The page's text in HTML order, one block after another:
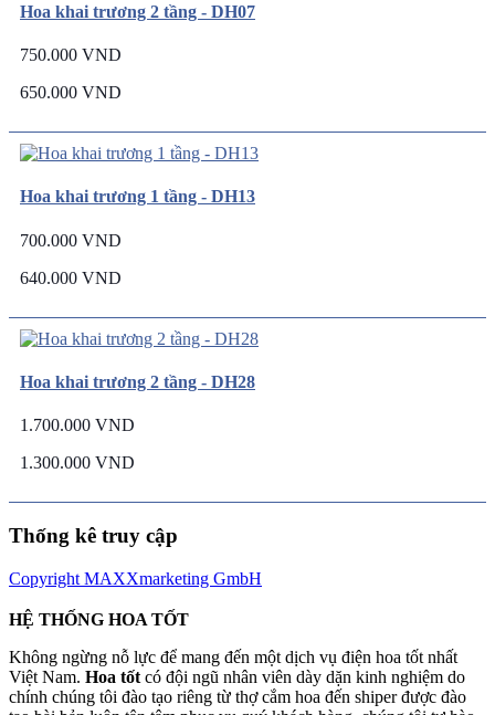
Hoa khai trương 2 tầng - DH07
750.000 VND
650.000 VND
Hoa khai trương 1 tầng - DH13
700.000 VND
640.000 VND
Hoa khai trương 2 tầng - DH28
1.700.000 VND
1.300.000 VND
Thống kê truy cập
Copyright MAXXmarketing GmbH
HỆ THỐNG HOA TỐT
Không ngừng nỗ lực để mang đến một dịch vụ điện hoa tốt nhất
Việt Nam. Hoa tốt có đội ngũ nhân viên dày dặn kinh nghiệm do
chính chúng tôi đào tạo riêng từ thợ cắm hoa đến shiper được đào